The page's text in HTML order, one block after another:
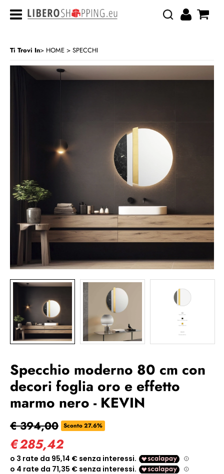
CATEGORIA: >
Ti Trovi In HOME SPECCHI
Specchio moderno 80 cm con
decori foglia oro e effetto
marmo nero - KEVIN
€ 394,00 Sconto 27.6%
€285,42